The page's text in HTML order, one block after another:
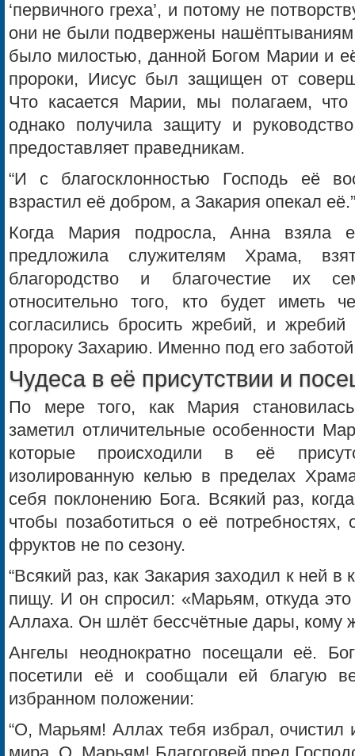
‘первичного греха’, и потому не
они не были подвержены нашёптываниям
было милостью, данной Богом Марии и
пророки, Иисус был защищен от
Что касается Марии, мы полагаем,
однако получила защиту и
предоставляет праведникам.
“И с благосклонностью Господь её
взрастил её добром, а Закария опекал
Когда Мария подросла, Анна
предложила служителям Храма,
благородство и благочестие их
относительно того, кто будет иметь
согласились бросить жребий, и
пророку Захарию. Именно под его
Чудеса в её присутствии и
По мере того, как Мария
заметил отличительные особенности
которые происходили в её
изолированную келью в пределах
себя поклонению Бога. Всякий раз,
чтобы позаботиться о её
фруктов не по сезону.
“Всякий раз, как Закария заходил к ней
пищу. И он спросил: «Марьям, откуда
Аллаха. Он шлёт бессчётные дары, кому
Ангелы неоднократно посещали её.
посетили её и сообщали ей благую
избранном положении:
“О, Марьям! Аллах тебя избрал,